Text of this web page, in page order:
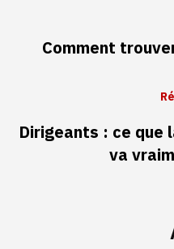
Comment
Dirigeants : ce
va